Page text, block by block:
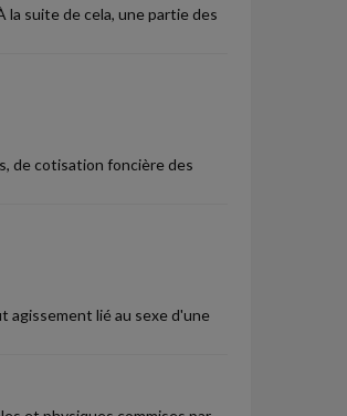
suite de cela, une partie des
de cotisation foncière des
agissement lié au sexe d'une